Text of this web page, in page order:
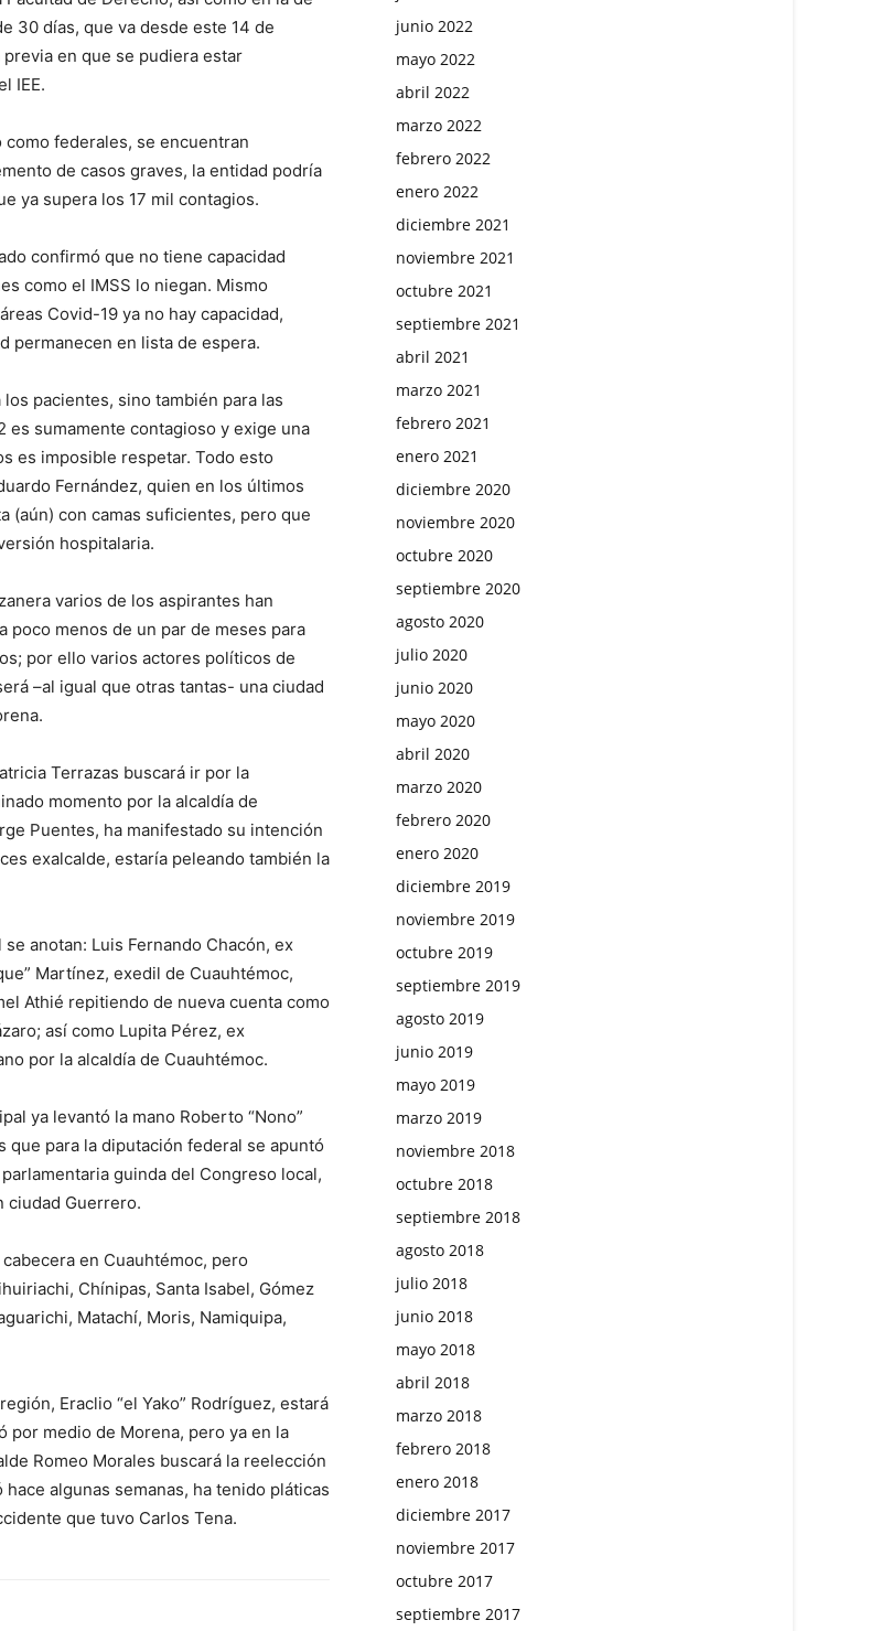
30 días, que va desde este 14 de
en que se pudiera estar
IEE.
como federales, se encuentran
de casos graves, la entidad podría
ya supera los 17 mil contagios.
confirmó que no tiene capacidad
como el IMSS lo niegan. Mismo
Covid-19 ya no hay capacidad,
permanecen en lista de espera.
pacientes, sino también para las
es sumamente contagioso y exige una
es imposible respetar. Todo esto
Fernández, quien en los últimos
(aún) con camas suficientes, pero que
hospitalaria.
varios de los aspirantes han
poco menos de un par de meses para
por ello varios actores políticos de
–al igual que otras tantas- una ciudad
Terrazas buscará ir por la
momento por la alcaldía de
Puentes, ha manifestado su intención
exalcalde, estaría peleando también la
anotan: Luis Fernando Chacón, ex
Martínez, exedil de Cuauhtémoc,
Athié repitiendo de nueva cuenta como
así como Lupita Pérez, ex
por la alcaldía de Cuauhtémoc.
ya levantó la mano Roberto “Nono”
para la diputación federal se apuntó
guinda del Congreso local,
ciudad Guerrero.
en Cuauhtémoc, pero
Chínipas, Santa Isabel, Gómez
Matachí, Moris, Namiquipa,
Eraclio “el Yako” Rodríguez, estará
por medio de Morena, pero ya en la
Romeo Morales buscará la reelección
algunas semanas, ha tenido pláticas
que tuvo Carlos Tena.
junio 2022
mayo 2022
abril 2022
marzo 2022
febrero 2022
enero 2022
diciembre 2021
noviembre 2021
octubre 2021
septiembre 2021
abril 2021
marzo 2021
febrero 2021
enero 2021
diciembre 2020
noviembre 2020
octubre 2020
septiembre 2020
agosto 2020
julio 2020
junio 2020
mayo 2020
abril 2020
marzo 2020
febrero 2020
enero 2020
diciembre 2019
noviembre 2019
octubre 2019
septiembre 2019
agosto 2019
junio 2019
mayo 2019
marzo 2019
noviembre 2018
octubre 2018
septiembre 2018
agosto 2018
julio 2018
junio 2018
mayo 2018
abril 2018
marzo 2018
febrero 2018
enero 2018
diciembre 2017
noviembre 2017
octubre 2017
septiembre 2017